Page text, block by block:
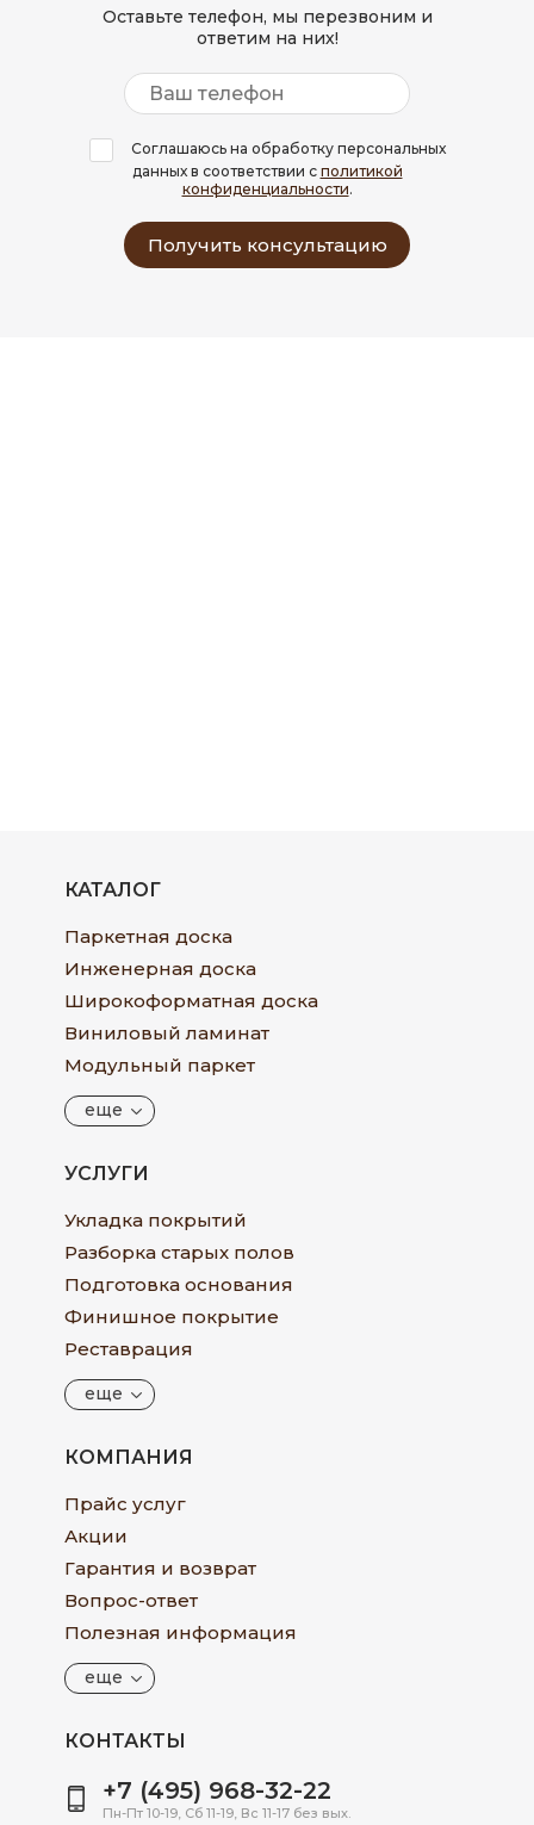
Оставьте телефон, мы перезвоним и
ответим на них!
Соглашаюсь на обработку персональных
данных в соответствии с политикой
конфиденциальности.
Получить консультацию
КАТАЛОГ
Паркетная доска
Инженерная доска
Широкоформатная доска
Виниловый ламинат
Модульный паркет
еще
УСЛУГИ
Укладка покрытий
Разборка старых полов
Подготовка основания
Финишное покрытие
Реставрация
еще
КОМПАНИЯ
Прайс услуг
Акции
Гарантия и возврат
Вопрос-ответ
Полезная информация
еще
КОНТАКТЫ
+7 (495) 968-32-22
Пн-Пт 10-19, Сб 11-19, Вс 11-17 без вых.